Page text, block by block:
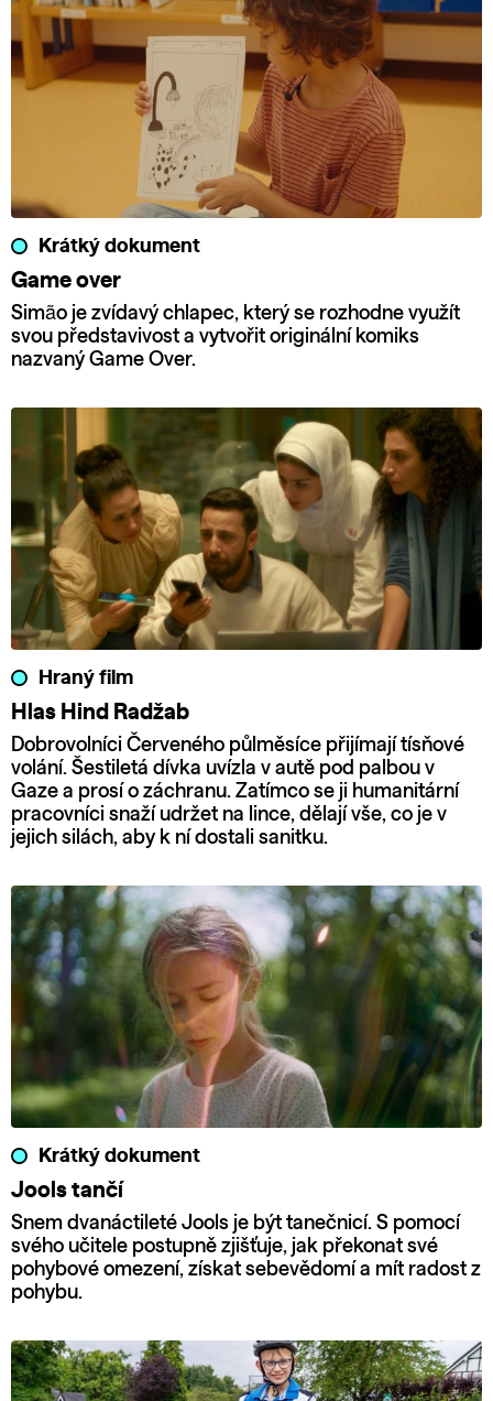
Krátký dokument
Game over
Simão je zvídavý chlapec, který se rozhodne využít
svou představivost a vytvořit originální komiks
nazvaný Game Over.
Hraný film
Hlas Hind Radžab
Dobrovolníci Červeného půlměsíce přijímají tísňové
volání. Šestiletá dívka uvízla v autě pod palbou v
Gaze a prosí o záchranu. Zatímco se ji humanitární
pracovníci snaží udržet na lince, dělají vše, co je v
jejich silách, aby k ní dostali sanitku.
Krátký dokument
Jools tančí
Snem dvanáctileté Jools je být tanečnicí. S pomocí
svého učitele postupně zjišťuje, jak překonat své
pohybové omezení, získat sebevědomí a mít radost z
pohybu.